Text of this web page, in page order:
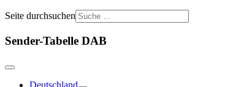
Seite durchsuchen
Sender-Tabelle DAB